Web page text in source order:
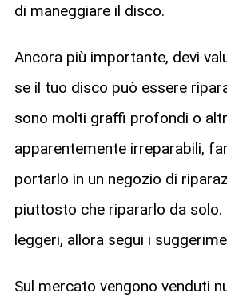
di maneggiare il disco.
Ancora più importante, devi
se il tuo disco può essere
sono molti graffi profondi o
apparentemente irreparabili,
portarlo in un negozio di
piuttosto che ripararlo da solo.
leggeri, allora segui i
Sul mercato vengono venduti